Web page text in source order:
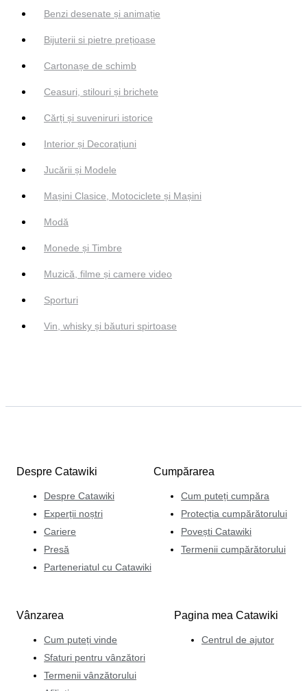
Benzi desenate și animație
Bijuterii si pietre prețioase
Cartonașe de schimb
Ceasuri, stilouri și brichete
Cărți și suveniruri istorice
Interior și Decorațiuni
Jucării și Modele
Mașini Clasice, Motociclete și Mașini
Modă
Monede și Timbre
Muzică, filme și camere video
Sporturi
Vin, whisky și băuturi spirtoase
Despre Catawiki
Despre Catawiki
Experții noștri
Cariere
Presă
Parteneriatul cu Catawiki
Cumpărarea
Cum puteți cumpăra
Protecția cumpărătorului
Povești Catawiki
Termenii cumpărătorului
Vânzarea
Cum puteți vinde
Sfaturi pentru vânzători
Termenii vânzătorului
Pagina mea Catawiki
Centrul de ajutor